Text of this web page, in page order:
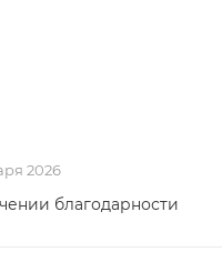
2026
благодарности